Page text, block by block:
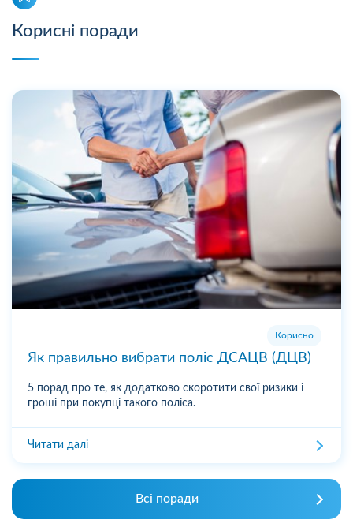
Корисні поради
Корисно
Як правильно вибрати поліс ДСАЦВ (ДЦВ)
5 порад про те, як додатково скоротити свої ризики і
гроші при покупці такого поліса.
Читати далі
Всі поради